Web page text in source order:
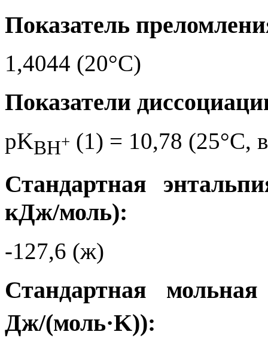
Показатель
1,4044 (20°C)
Показатели
pKBH+ (1) = 10,78 (25°C,
Стандартная
кДж/моль):
-127,6 (ж)
Стандартная
Дж/(моль·K)):